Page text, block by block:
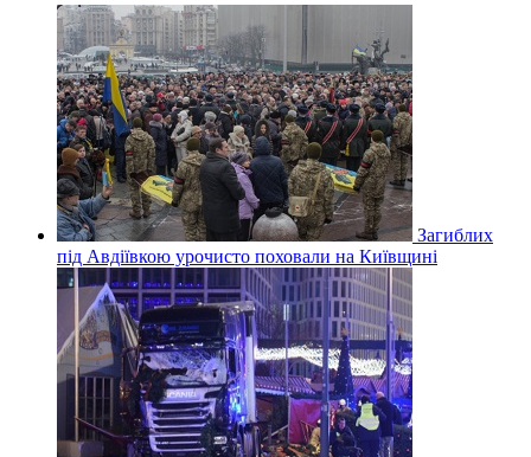
Загиблих
під Авдіївкою урочисто поховали на Київщині